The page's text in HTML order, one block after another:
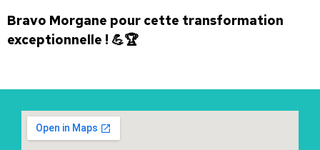
Bravo Morgane pour cette transformation
exceptionnelle ! 💪🏆